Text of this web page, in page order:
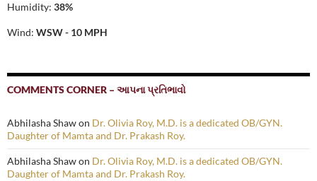
Humidity: 38%
Wind: WSW - 10 MPH
COMMENTS CORNER – આપના પ્રતિભાવો
Abhilasha Shawon Dr. Olivia Roy, M.D. is a dedicated OB/GYN.
Daughter of Mamta and Dr. Prakash Roy.
Abhilasha Shawon Dr. Olivia Roy, M.D. is a dedicated OB/GYN.
Daughter of Mamta and Dr. Prakash Roy.